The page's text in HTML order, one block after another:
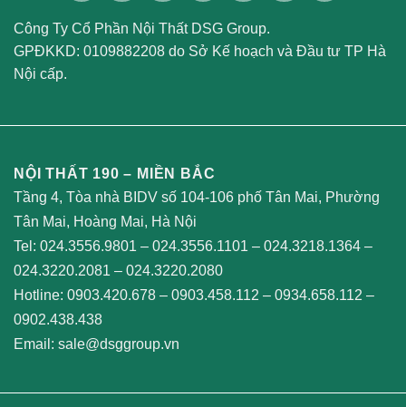
Công Ty Cổ Phần Nội Thất DSG Group.
GPĐKKD: 0109882208 do Sở Kế hoạch và Đầu tư TP Hà
Nội cấp.
NỘI THẤT 190 – MIỀN BẮC
Tầng 4, Tòa nhà BIDV số 104-106 phố Tân Mai, Phường
Tân Mai, Hoàng Mai, Hà Nội
Tel: 024.3556.9801 – 024.3556.1101 – 024.3218.1364 –
024.3220.2081 – 024.3220.2080
Hotline: 0903.420.678 – 0903.458.112 – 0934.658.112 –
0902.438.438
Email: sale@dsggroup.vn